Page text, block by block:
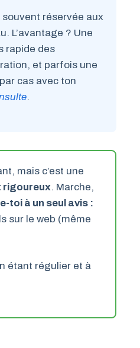
souvent réservée aux
L’avantage ? Une
rapide des
et parfois une
cas avec ton
.
mais c’est une
rigoureux. Marche,
toi à un seul avis :
sur le web (même
étant régulier et à